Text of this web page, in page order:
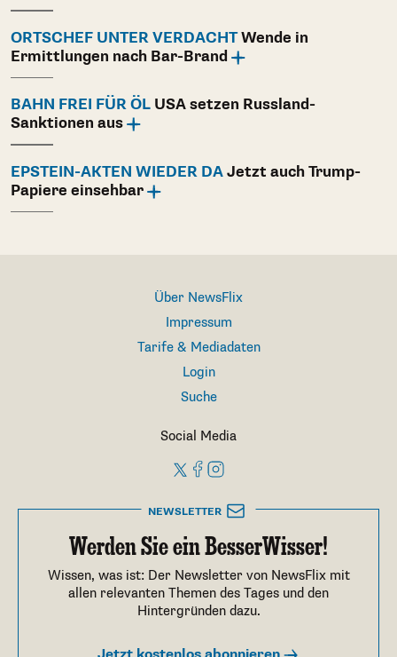
ORTSCHEF UNTER VERDACHTWende in
Ermittlungen nach Bar-Brand
BAHN FREI FÜR ÖL USA setzen Russland-
Sanktionen aus
EPSTEIN-AKTEN WIEDER DA Jetzt auch Trump-
Papiere einsehbar
Über NewsFlix
Impressum
Tarife & Mediadaten
Login
Suche
Social Media
NEWSLETTER
Werden Sie ein BesserWisser!
Wissen, was ist: Der Newsletter von NewsFlix mit
allen relevanten Themen des Tages und den
Hintergründen dazu.